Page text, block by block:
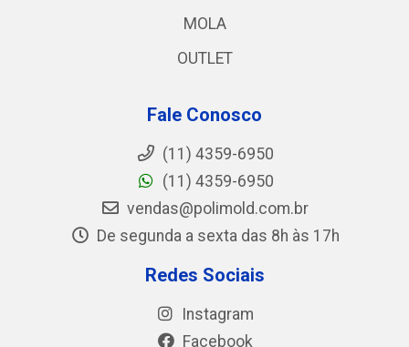
MOLA
OUTLET
Fale Conosco
(11) 4359-6950
(11) 4359-6950
vendas@polimold.com.br
De segunda a sexta das 8h às 17h
Redes Sociais
Instagram
Facebook